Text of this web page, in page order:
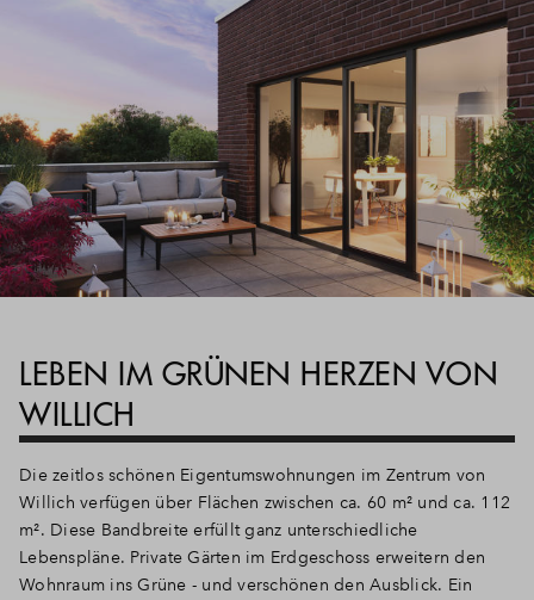
LEBEN IM GRÜNEN HERZEN VON
WILLICH
Die zeitlos schönen Eigentumswohnungen im Zentrum von
Willich verfügen über Flächen zwischen ca. 60 m² und ca. 112
m². Diese Bandbreite erfüllt ganz unterschiedliche
Lebenspläne. Private Gärten im Erdgeschoss erweitern den
Wohnraum ins Grüne - und verschönen den Ausblick. Ein